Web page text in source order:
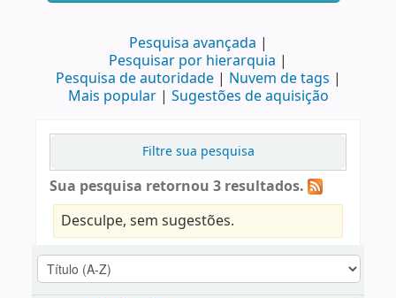
Pesquisa avançada
Pesquisar por hierarquia
Pesquisa de autoridade
Nuvem de tags
Mais popular
Sugestões de aquisição
Filtre sua pesquisa
Sua pesquisa retornou 3 resultados.
Desculpe, sem sugestões.